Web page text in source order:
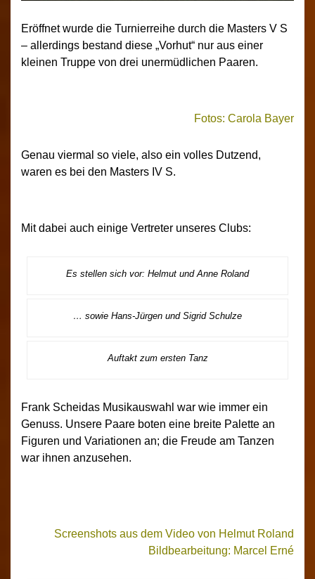
Eröffnet wurde die Turnierreihe durch die Masters V S
– allerdings bestand diese „Vorhut“ nur aus einer
kleinen Truppe von drei unermüdlichen Paaren.
Fotos: Carola Bayer
Genau viermal so viele, also ein volles Dutzend,
waren es bei den Masters IV S.
Mit dabei auch einige Vertreter unseres Clubs:
Es stellen sich vor: Helmut und Anne Roland
… sowie Hans-Jürgen und Sigrid Schulze
Auftakt zum ersten Tanz
Frank Scheidas Musikauswahl war wie immer ein
Genuss. Unsere Paare boten eine breite Palette an
Figuren und Variationen an; die Freude am Tanzen
war ihnen anzusehen.
Screenshots aus dem Video von Helmut Roland
Bildbearbeitung: Marcel Erné